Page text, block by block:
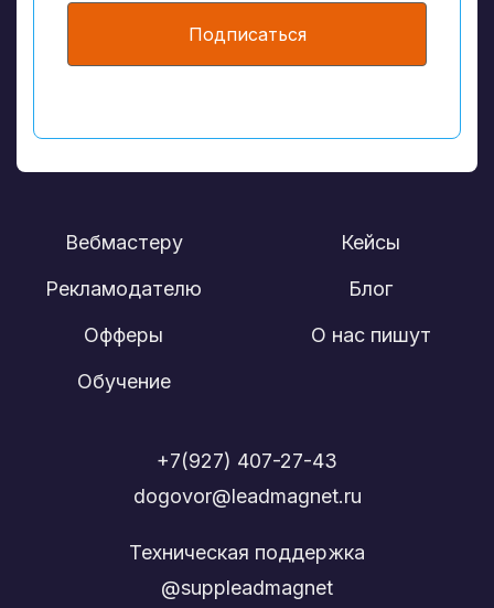
Подписаться
Вебмастеру
Рекламодателю
Офферы
Обучение
Кейсы
Блог
О нас пишут
+7(927) 407-27-43
dogovor@leadmagnet.ru
Техническая поддержка
@suppleadmagnet